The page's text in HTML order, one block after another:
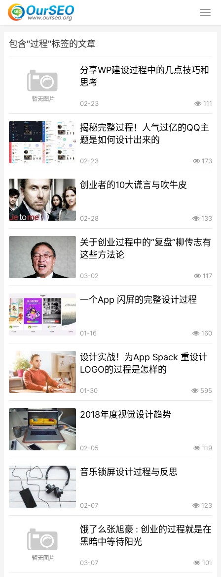
包含"过程"标签的文章
分享WP建设过程中的几点技巧和
思考
02-23 111
揭秘完整过程！人气过亿的QQ主
题是如何设计出来的
02-23 173
创业者的10大谎言与吹牛皮
02-28 133
关于创业过程中的“复盘”柳传志有
这些方法论
03-02 117
一个App 闪屏的完整设计过程
01-16 160
设计实战！为App Spack 重设计
LOGO的过程是怎样的
01-30 595
2018年度视觉设计趋势
02-05 119
音乐锁屏设计过程与反思
02-07 123
饿了么张旭豪 : 创业的过程就是在
黑暗中等待阳光
03-07 101